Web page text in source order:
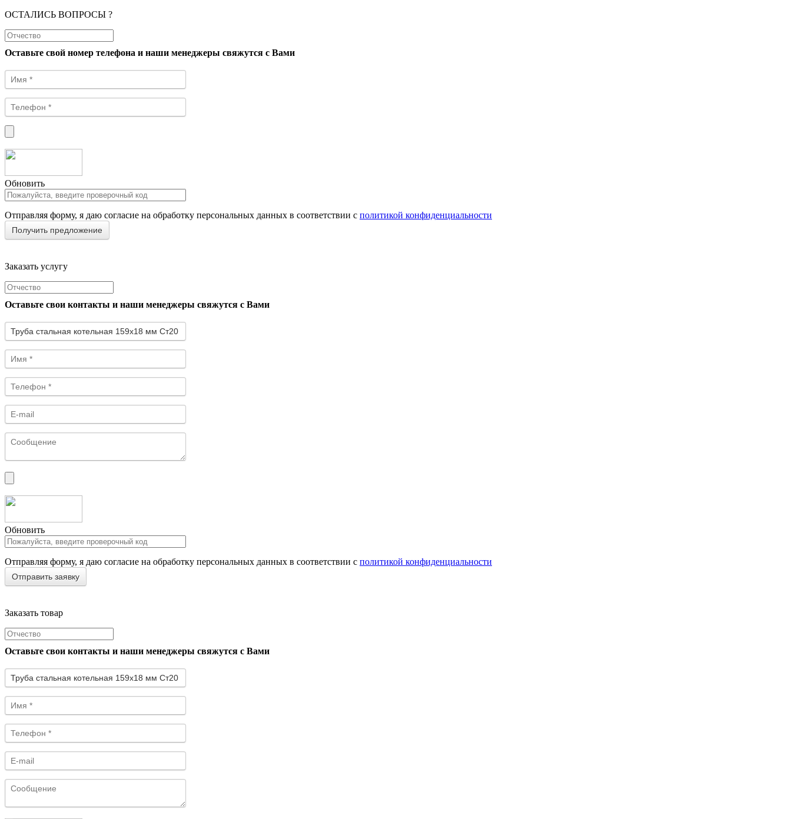
ОСТАЛИСЬ ВОПРОСЫ ?
Оставьте свой номер телефона и наши менеджеры свяжутся с Вами
Обновить
Отправляя форму, я даю согласие на обработку персональных данных в соответствии с политикой конфиденциальности
Заказать услугу
Оставьте свои контакты и наши менеджеры свяжутся с Вами
Обновить
Отправляя форму, я даю согласие на обработку персональных данных в соответствии с политикой конфиденциальности
Заказать товар
Оставьте свои контакты и наши менеджеры свяжутся с Вами